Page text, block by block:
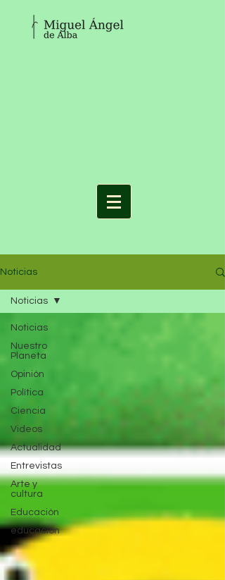
Noticias
Noticias
Nuestro
Planeta
Opinión
Política
Ciencia
Videos
Actualidad
Entrevistas
Arte y
cultura
Educación
educación
Noticias